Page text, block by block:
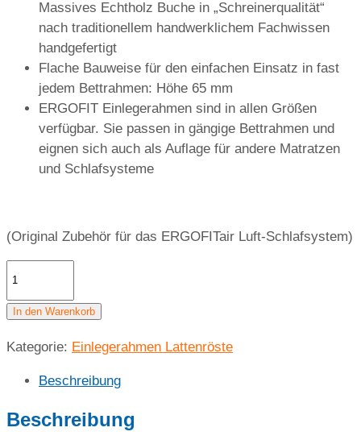
Massives Echtholz Buche in „Schreinerqualität“
nach traditionellem handwerklichem Fachwissen
handgefertigt
Flache Bauweise für den einfachen Einsatz in fast
jedem Bettrahmen: Höhe 65 mm
ERGOFIT Einlegerahmen sind in allen Größen
verfügbar. Sie passen in gängige Bettrahmen und
eignen sich auch als Auflage für andere Matratzen
und Schlafsysteme
(Original Zubehör für das ERGOFITair Luft-Schlafsystem)
für
Matratze
140×220
cm
Menge
In den Warenkorb
Kategorie: Einlegerahmen Lattenröste
Beschreibung
Beschreibung